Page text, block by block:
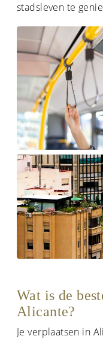
stadsleven te
Wat is de
Alicante?
Je verplaatsen in